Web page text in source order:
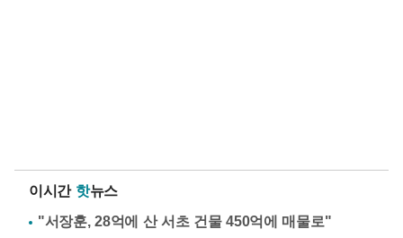
이시간 핫뉴스
"서장훈, 28억에 산 서초 건물 450억에 매물로"